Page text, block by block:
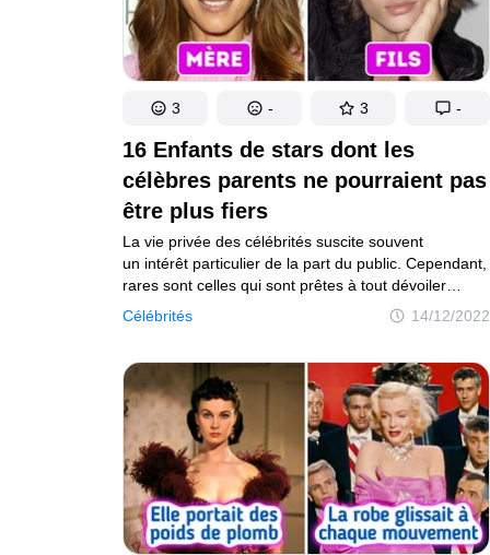
16 Enfants de stars dont les
célèbres parents ne pourraient pas
être plus fiers
Célébrités 14/12/2022
La vie privée des célébrités suscite souvent
un intérêt particulier de la part du public. Cependant,
rares sont celles qui sont prêtes à tout dévoiler
à leurs fans, surtout lorsqu’il est question de leurs
enfants. En effet, bien que nous voyions chaque jour
ne savent pas à quoi ressemblent ceux qui leur
succéderont. Entre temps, certains d’entre eux sont
devenus de merveilleux adultes qui sont prêts
à prendre la relève.
3 - 3 -